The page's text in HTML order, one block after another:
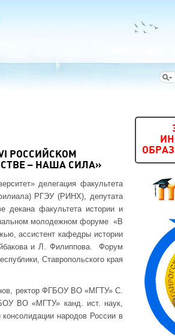
РОССИЙСКОМ
– НАША СИЛА»
делегация факультета
РГЭУ (РИНХ), депутата
декана факультета истории и
молодежном форуме «В
ассистент кафедры истории
и Л. Филиппова. Форум
Ставропольского края
ректор ФГБОУ ВО «МГТУ» С.
ВО «МГТУ» канд. ист. наук,
народов России в